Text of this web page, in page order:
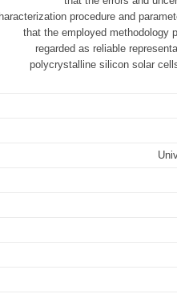
procedure and
that the employed methodology
regarded as reliable
polycrystalline silicon solar